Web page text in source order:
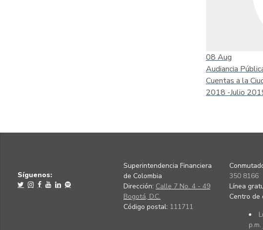
08 Aug
Audiancia
Cuentas a la
2018 -Julio
Síguenos:
Superintendencia Financiera
de Colombia
Dirección: Calle 7 No. 4 - 49
Bogotá, D.C.
Código postal: 111711
350 8166
Línea
Centro de